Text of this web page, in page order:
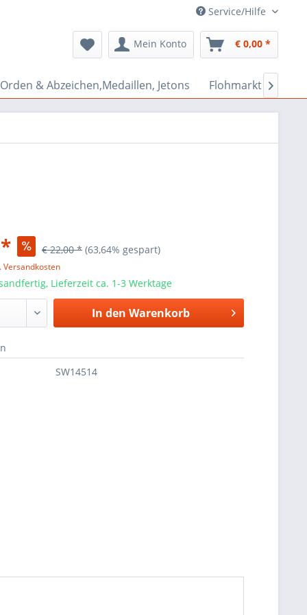
Service/Hilfe
Mein Konto € 0,00 *
Orden & Abzeichen,Medaillen, Jetons Flohmarkt Bazar

€ 22,00 * (63,64% gespart)
Versandkosten
Lieferzeit ca. 1-3 Werktage
In den Warenkorb
SW14514